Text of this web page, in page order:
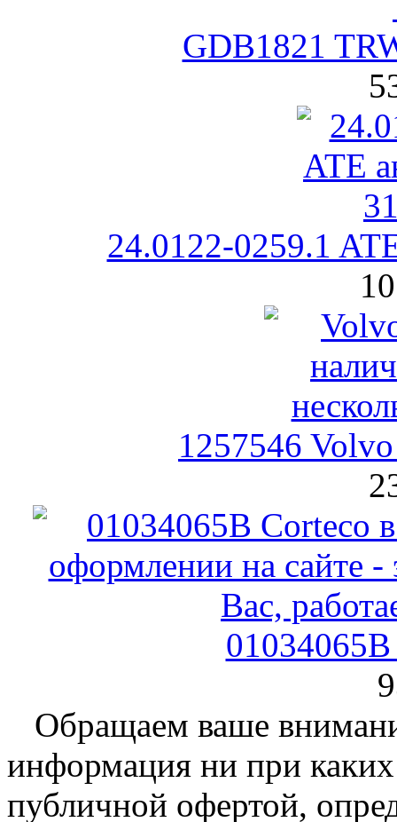
GDB1821
24.0122-0259.1
1257546
Обращаем ваше
информация ни при каких
публичной офертой,